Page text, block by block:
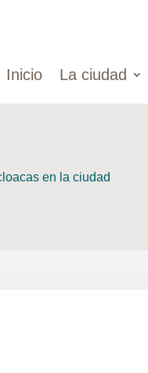
Inicio La ciudad
en la ciudad